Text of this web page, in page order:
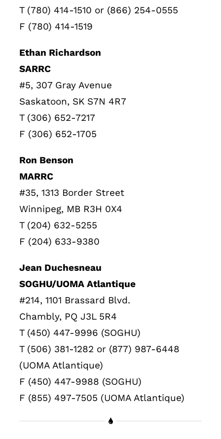
T (780) 414-1510 or (866) 254-0555
F (780) 414-1519
Ethan Richardson
SARRC
#5, 307 Gray Avenue
Saskatoon, SK S7N 4R7
T (306) 652-7217
F (306) 652-1705
Ron Benson
MARRC
#35, 1313 Border Street
Winnipeg, MB R3H 0X4
T (204) 632-5255
F (204) 633-9380
Jean Duchesneau
SOGHU/UOMA Atlantique
#214, 1101 Brassard Blvd.
Chambly, PQ J3L 5R4
T (450) 447-9996 (SOGHU)
T (506) 381-1282 or (877) 987-6448
(UOMA Atlantique)
F (450) 447-9988 (SOGHU)
F (855) 497-7505 (UOMA Atlantique)